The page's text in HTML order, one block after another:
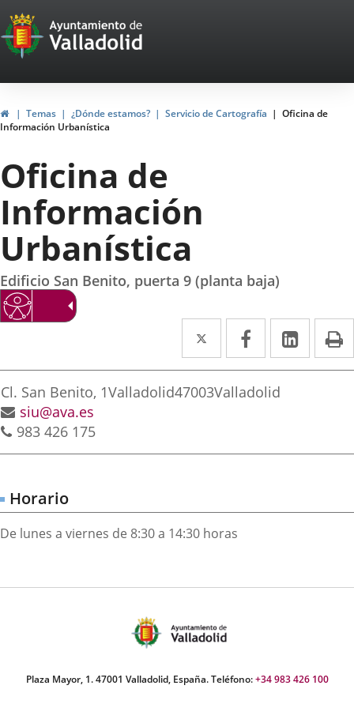
Portal
Web
del
Ayuntamiento
de
Valladolid
InicioTemas ¿Dónde estamos? Servicio de Cartografía
Oficina de
Información Urbanística
Oficina de
Información
Urbanística
Edificio San Benito, puerta 9 (planta baja)
Twitter
Enlace
a
una
Facebook
Enlace
a
una
Enlace
a
Adresse
postale
Cl. San Benito, 1Valladolid47003Valladolid
Adresse
de
courrier
siu@ava.es
Téléphones
983 426 175
Horario
De lunes a viernes de 8:30 a 14:30 horas
Plaza Mayor, 1. 47001 Valladolid, España. Teléfono:+34 983 426 100